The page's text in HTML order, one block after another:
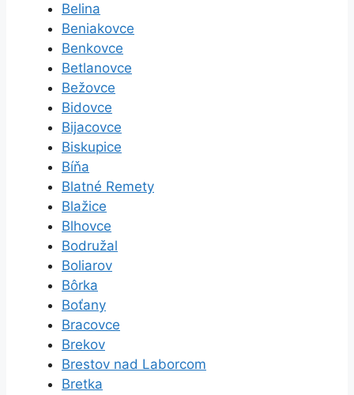
Belina
Beniakovce
Benkovce
Betlanovce
Bežovce
Bidovce
Bijacovce
Biskupice
Bíňa
Blatné Remety
Blažice
Blhovce
Bodružal
Boliarov
Bôrka
Boťany
Bracovce
Brekov
Brestov nad Laborcom
Bretka